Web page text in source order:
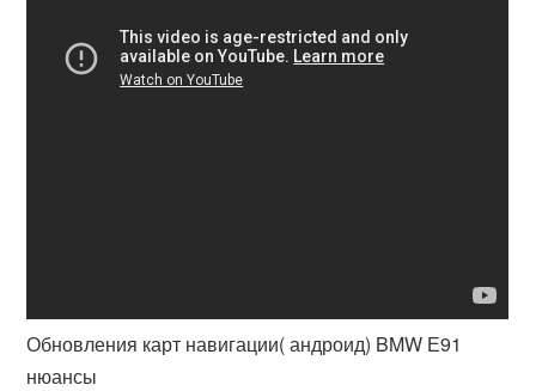
Обновления карт навигации( андроид) BMW Е91
нюансы